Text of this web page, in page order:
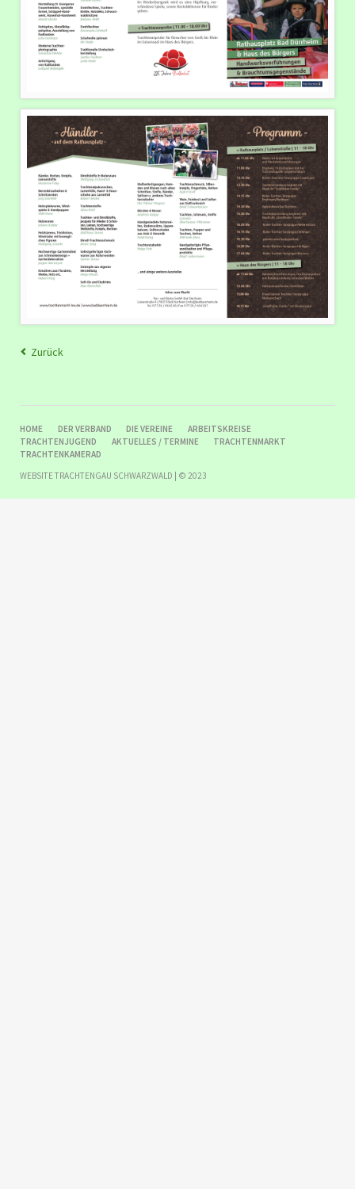
Zurück
NAVIGATION
ÜBERSPRINGEN
HOME DER VERBAND DIE VEREINE
ARBEITSKREISE
TRACHTENJUGEND
AKTUELLES / TERMINE
TRACHTENMARKT
TRACHTENKAMERAD
WEBSITE TRACHTENGAU SCHWARZWALD | © 2023